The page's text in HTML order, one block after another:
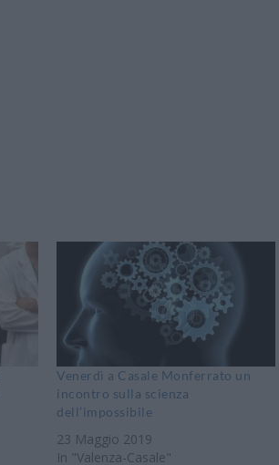
Venerdì a Casale Monferrato un
incontro sulla scienza
dell’impossibile
23 Maggio 2019
In "Valenza-Casale"